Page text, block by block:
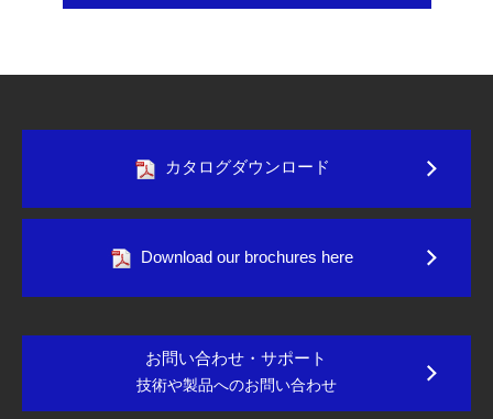
カタログダウンロード
Download our brochures here
お問い合わせ・サポート
技術や製品へのお問い合わせ